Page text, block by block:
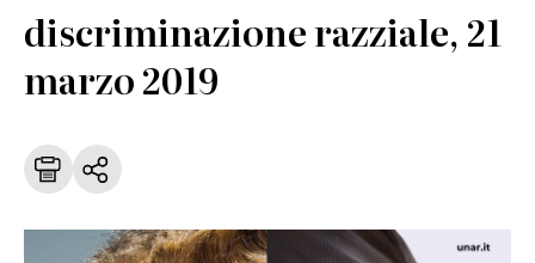
discriminazione razziale, 21
marzo 2019